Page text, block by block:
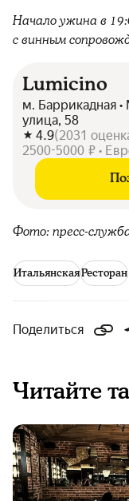
Начало ужина в
с винным
Lumicino
м. Баррикадная
улица, 58
4.9(2031
2500-5000 ₽ •
Фото: пресс-
ИтальянскаяРесторан
Поделиться
Читайте